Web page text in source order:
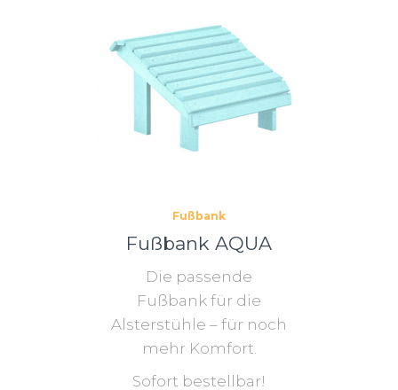
Fußbank
Fußbank AQUA
Die passende
Fußbank für die
Alsterstühle – für noch
mehr Komfort.
Sofort bestellbar!